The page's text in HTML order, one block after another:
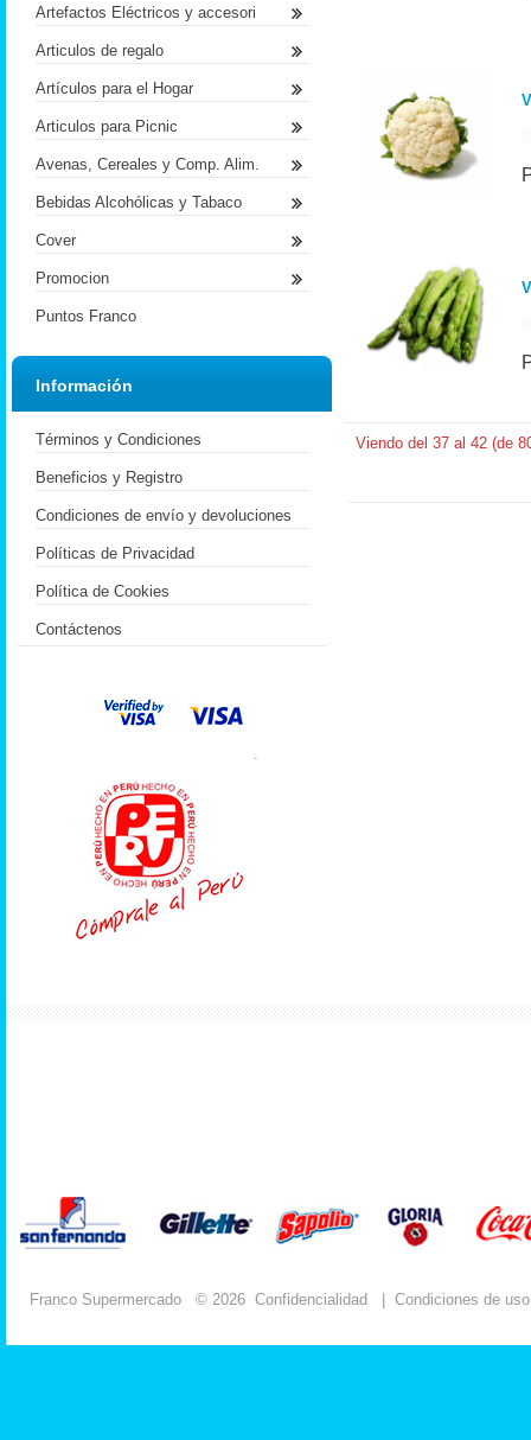
Viendo del 37 al 42 (de
Artefactos Eléctricos y accesori
Articulos de regalo
Artículos para el Hogar
Articulos para Picnic
Avenas, Cereales y Comp. Alim.
Bebidas Alcohólicas y Tabaco
Cover
Promocion
Puntos Franco
Información
Términos y Condiciones
Beneficios y Registro
Condiciones de envío y devoluciones
Políticas de Privacidad
Política de Cookies
Contáctenos
.
Franco Supermercado © 2026 Confidencialidad Condiciones de uso